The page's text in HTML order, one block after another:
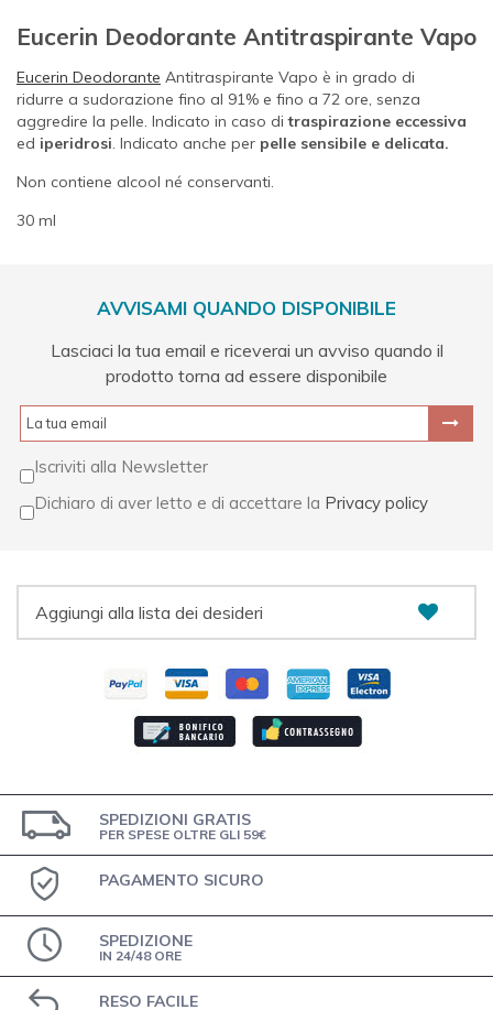
Eucerin Deodorante Antitraspirante Vapo
Eucerin Deodorante Antitraspirante Vapo è in grado di
ridurre a sudorazione fino al 91% e fino a 72 ore, senza
aggredire la pelle. Indicato in caso ditraspirazione eccessiva
ed iperidrosi. Indicato anche per pelle sensibile e delicata.
Non contiene alcool né conservanti.
30 ml
AVVISAMI QUANDO DISPONIBILE
Lasciaci la tua email e riceverai un avviso quando il
prodotto torna ad essere disponibile
Iscriviti alla Newsletter
Dichiaro di aver letto e di accettare la Privacy policy
Aggiungi alla lista dei desideri
SPEDIZIONI GRATIS
PER SPESE OLTRE GLI 59€
PAGAMENTO SICURO
SPEDIZIONE
IN 24/48 ORE
RESO FACILE